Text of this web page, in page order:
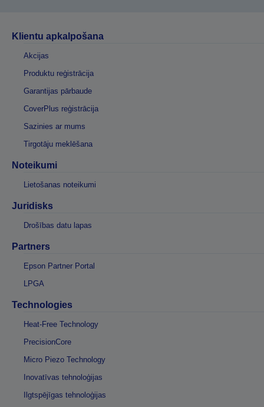
Klientu apkalpošana
Akcijas
Produktu reģistrācija
Garantijas pārbaude
CoverPlus reģistrācija
Sazinies ar mums
Tirgotāju meklēšana
Noteikumi
Lietošanas noteikumi
Juridisks
Drošības datu lapas
Partners
Epson Partner Portal
LPGA
Technologies
Heat-Free Technology
PrecisionCore
Micro Piezo Technology
Inovatīvas tehnoloģijas
Ilgtspējīgas tehnoloģijas